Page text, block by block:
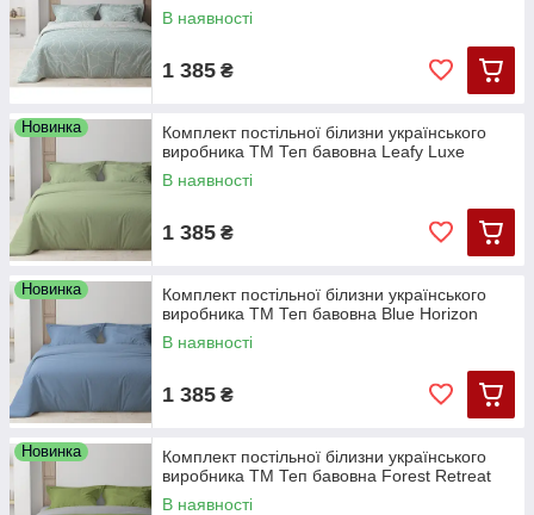
В наявності
1 385 ₴
Новинка
Комплект постільної білизни українського
виробника ТМ Теп бавовна Leafy Luxe
В наявності
1 385 ₴
Новинка
Комплект постільної білизни українського
виробника ТМ Теп бавовна Blue Horizon
В наявності
1 385 ₴
Новинка
Комплект постільної білизни українського
виробника ТМ Теп бавовна Forest Retreat
В наявності